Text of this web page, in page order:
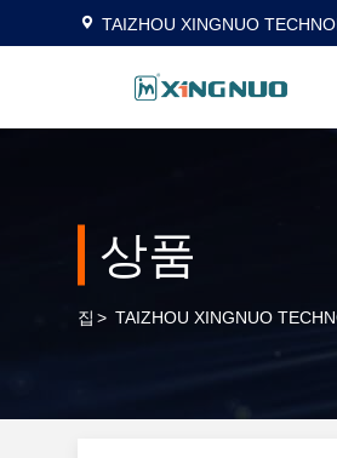
TAIZHOU XINGNUO
상품
집 > TAIZHOU XINGNUO